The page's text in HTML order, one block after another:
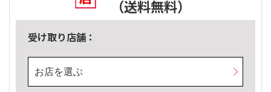
（送料無料）
受け取り店舗：
お店を選ぶ